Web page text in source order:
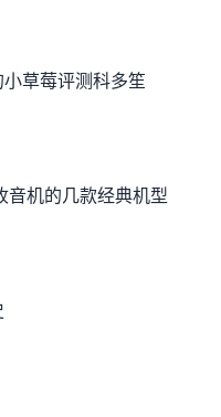
草莓评测科多笙
音机的几款经典机型